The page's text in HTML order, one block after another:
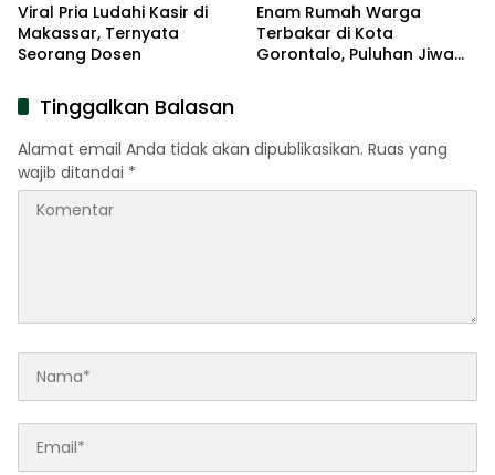
Viral Pria Ludahi Kasir di
Makassar, Ternyata
Seorang Dosen
Enam Rumah Warga
Terbakar di Kota
Gorontalo, Puluhan Jiwa
Tinggalkan Balasan
Alamat email Anda tidak akan dipublikasikan. Ruas yang
wajib ditandai *